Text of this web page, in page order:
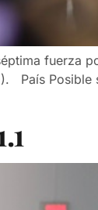
fuerza
País Posible